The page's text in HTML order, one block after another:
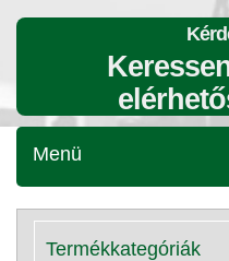
Menü
Termékkategóriák